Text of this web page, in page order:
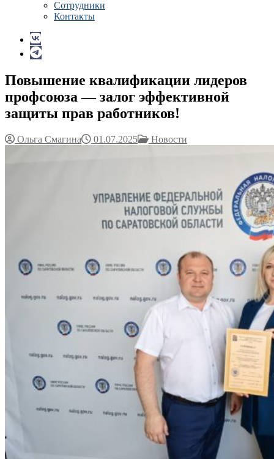
Сотрудники
Контакты
Повышение квалификации лидеров
профсоюза — залог эффективной
защиты прав работников!
Ольга Смагина 01.07.2025 Новости